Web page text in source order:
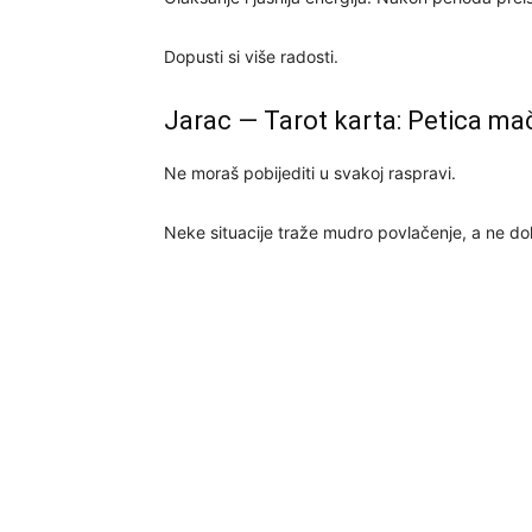
Dopusti si više radosti.
Jarac — Tarot karta: Petica
Ne moraš pobijediti u svakoj raspravi.
Neke situacije traže mudro povlačenje, a ne